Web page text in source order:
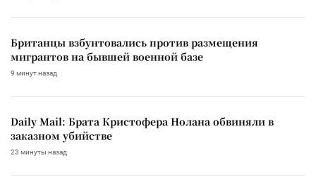
Британцы взбунтовались против размещения
мигрантов на бывшей военной базе
9 минут назад
Daily Mail: Брата Кристофера Нолана обвиняли в
заказном убийстве
23 минуты назад